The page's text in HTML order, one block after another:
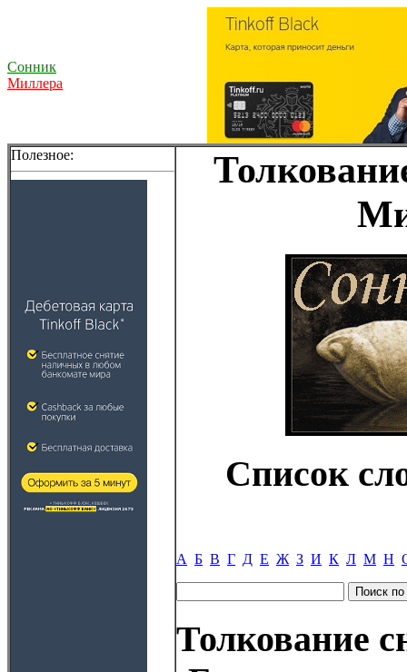
Сонник
Миллера
Полезное:
Список
А Б В Г Д Е Ж З И К Л М Н
Толкование